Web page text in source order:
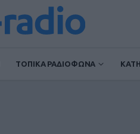
ΤΟΠΙΚΑ ΡΑΔΙΟΦΩΝΑ